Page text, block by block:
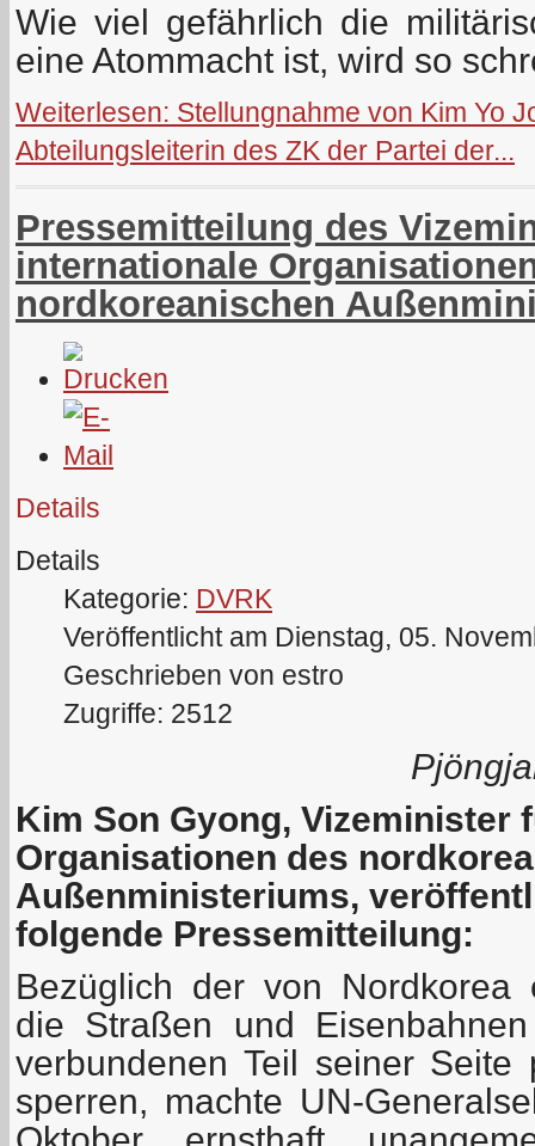
Wie viel gefährlich die
eine Atommacht ist, wird so
Weiterlesen: Stellungnahme von Kim Yo
Abteilungsleiterin des ZK der Partei der...
Pressemitteilung des
internationale
nordkoreanischen
Details
Details
Kategorie: DVRK
Veröffentlicht am Dienstag, 05.
Geschrieben von estro
Zugriffe: 2512
Kim Son Gyong, Vizeminister
Organisationen des
Außenministeriums,
folgende Pressemitteilung:
Bezüglich der von Nordkorea
die Straßen und
verbundenen Teil seiner Seite
sperren, machte UN-